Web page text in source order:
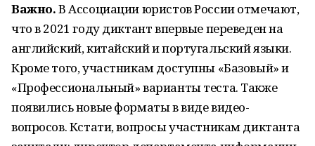
Важно.В Ассоциации юристов России отмечают,
что в 2021 году диктант впервые переведен на
английский, китайский и португальский языки.
Кроме того, участникам доступны «Базовый» и
«Профессиональный» варианты теста. Также
появились новые форматы в виде видео-
вопросов. Кстати, вопросы участникам диктанта